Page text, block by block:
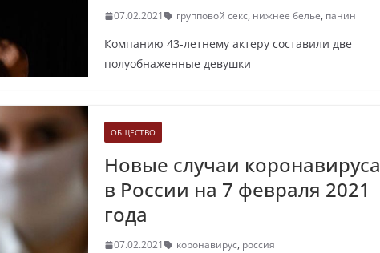
07.02.2021 групповой секс, нижнее белье, панин
Компанию 43-летнему актеру составили две
полуобнаженные девушки
ОБЩЕСТВО
Новые случаи коронавируса
в России на 7 февраля 2021
года
07.02.2021 коронавирус, россия